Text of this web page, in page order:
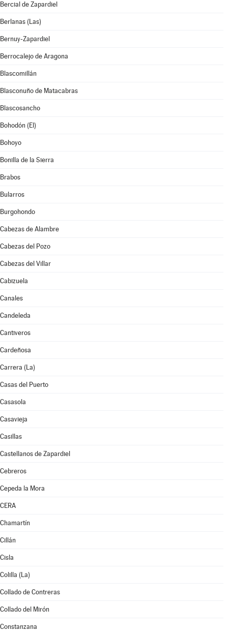
Bercial de Zapardiel
Berlanas (Las)
Bernuy-Zapardiel
Berrocalejo de Aragona
Blascomillán
Blasconuño de Matacabras
Blascosancho
Bohodón (El)
Bohoyo
Bonilla de la Sierra
Brabos
Bularros
Burgohondo
Cabezas de Alambre
Cabezas del Pozo
Cabezas del Villar
Cabizuela
Canales
Candeleda
Cantiveros
Cardeñosa
Carrera (La)
Casas del Puerto
Casasola
Casavieja
Casillas
Castellanos de Zapardiel
Cebreros
Cepeda la Mora
CERA
Chamartín
Cillán
Cisla
Colilla (La)
Collado de Contreras
Collado del Mirón
Constanzana